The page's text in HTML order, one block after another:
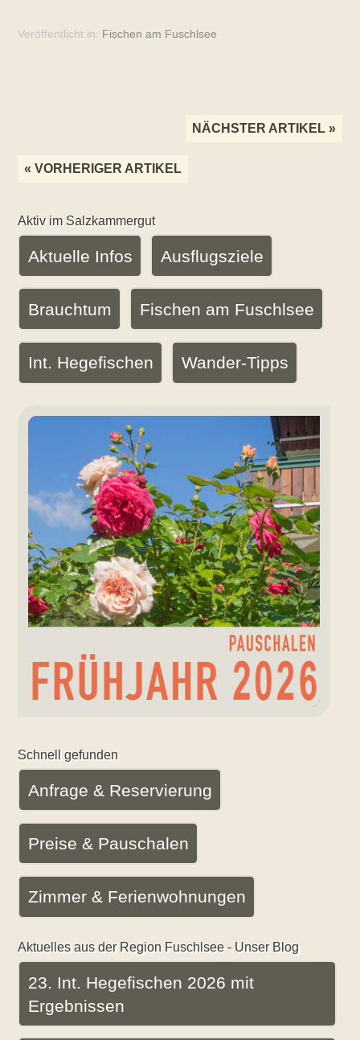
Veröffentlicht in: Fischen am Fuschlsee
www.pension-
NÄCHSTER ARTIKEL »
« VORHERIGER ARTIKEL
Aktiv im Salzkammergut
Aktuelle Infos Ausflugsziele
Brauchtum Fischen am Fuschlsee
Int. Hegefischen Wander-Tipps
Aktuelles
Schnell gefunden
Anfrage & Reservierung
Preise & Pauschalen
Zimmer & Ferienwohnungen
Aktuelles aus der Region Fuschlsee - Unser Blog
23. Int. Hegefischen 2026 mit
Ergebnissen